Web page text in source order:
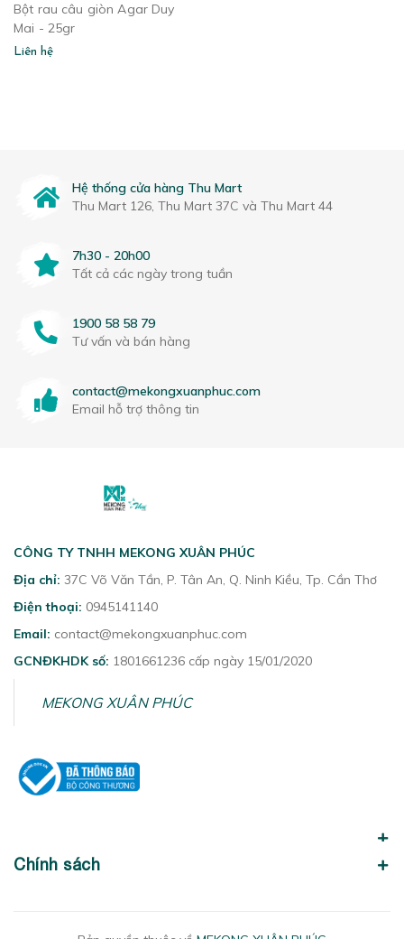
Bột rau câu giòn Agar Duy
Mai - 25gr
Liên hệ
Hệ thống cửa hàng Thu Mart
Thu Mart 126, Thu Mart 37C và Thu Mart 44
7h30 - 20h00
Tất cả các ngày trong tuần
1900 58 58 79
Tư vấn và bán hàng
contact@mekongxuanphuc.com
Email hỗ trợ thông tin
CÔNG TY TNHH MEKONG XUÂN PHÚC
Địa chỉ: 37C Võ Văn Tần, P. Tân An, Q. Ninh Kiều, Tp. Cần Thơ
Điện thoại: 0945141140
Email: contact@mekongxuanphuc.com
GCNĐKHDK số: 1801661236 cấp ngày 15/01/2020
MEKONG XUÂN PHÚC
Chính sách